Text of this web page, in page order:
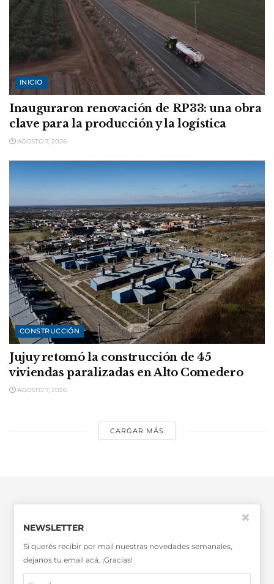
INICIO
Inauguraron renovación de RP33: una obra
clave para la producción y la logística
AGOSTO 7, 2026
CONSTRUCCIÓN
Jujuy retomó la construcción de 45
viviendas paralizadas en Alto Comedero
AGOSTO 7, 2026
CARGAR MÁS
SABER MÁS >>
NEWSLETTER
Si querés recibir por mail nuestras novedades semanales,
dejanos tu email acá. ¡Gracias!
✖